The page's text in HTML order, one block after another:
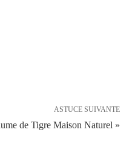
ASTUCE SUIVANTE
de Tigre Maison Naturel »